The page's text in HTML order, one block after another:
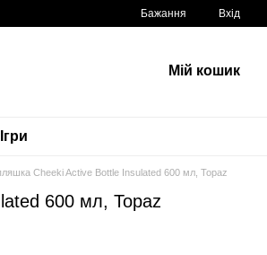
Бажання Вхід
Мій кошик
Ігри
Cheeki Active Bottle Insulated 600 мл, Topaz
600 мл, Topaz